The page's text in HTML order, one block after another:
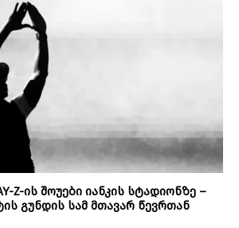
Z-ის შოუები იანკის სტადიონზე –
გუნდის სამ მთავარ წევრთან